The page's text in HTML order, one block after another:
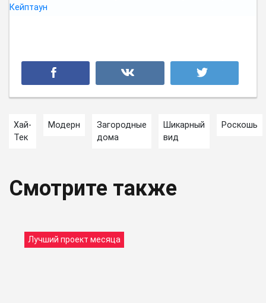
Хай-
Тек
Модерн
Загородные
дома
Шикарный
вид
Роскошь
Смотрите также
Лучший проект месяца